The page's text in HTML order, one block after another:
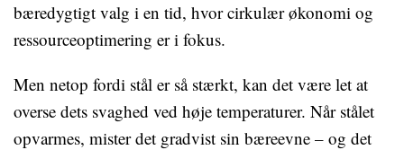
bæredygtigt valg i en tid, hvor cirkulær økonomi og
ressourceoptimering er i fokus.
Men netop fordi stål er så stærkt, kan det være let at
overse dets svaghed ved høje temperaturer. Når stålet
opvarmes, mister det gradvist sin bæreevne – og det